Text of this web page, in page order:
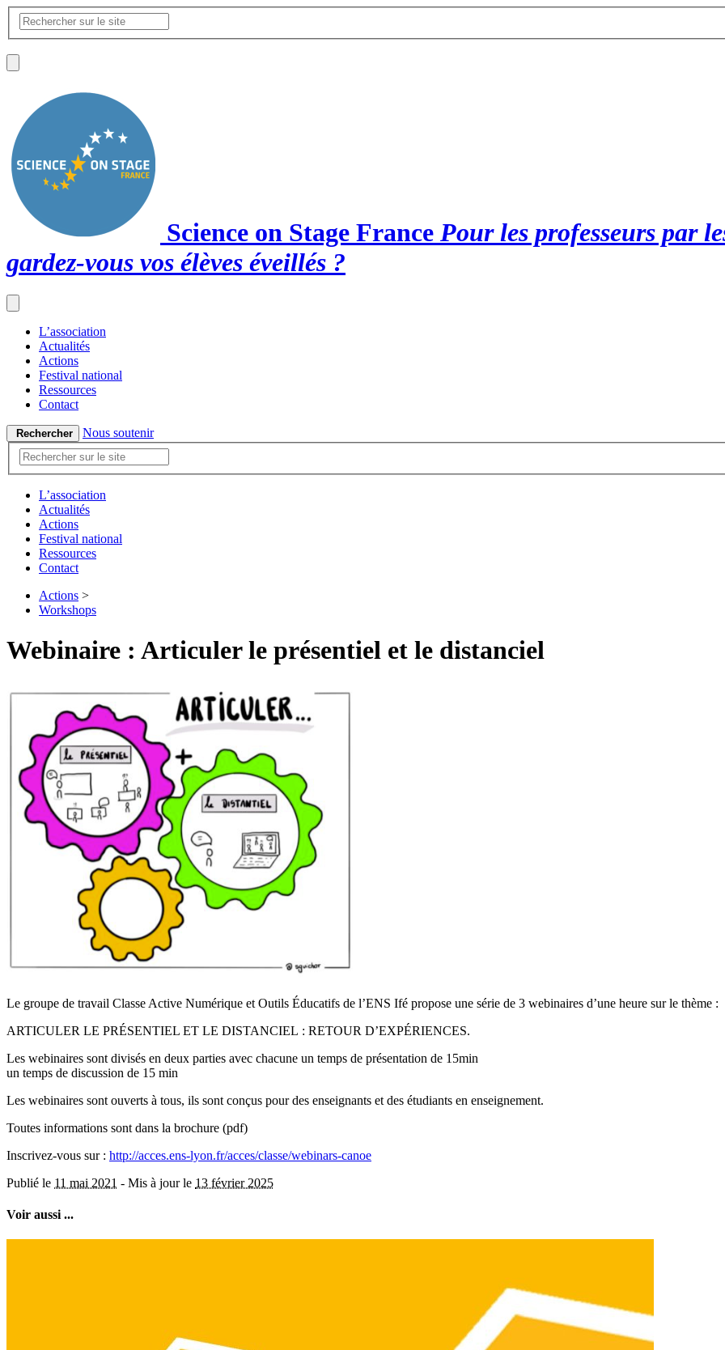
Science on Stage France Pour les professeurs par
gardez-vous vos élèves éveillés ?
L’association
Actualités
Actions
Festival national
Ressources
Contact
Rechercher Nous soutenir
L’association
Actualités
Actions
Festival national
Ressources
Contact
Actions >
Workshops
Webinaire : Articuler le présentiel et le distanciel
Le groupe de travail Classe Active Numérique et Outils Éducatifs de l’ENS Ifé propose une série de 3 webinaires d’une heure sur le thème :
ARTICULER LE PRÉSENTIEL ET LE DISTANCIEL : RETOUR D’EXPÉRIENCES.
Les webinaires sont divisés en deux parties avec chacune un temps de présentation de 15min
un temps de discussion de 15 min
Les webinaires sont ouverts à tous, ils sont conçus pour des enseignants et des étudiants en enseignement.
Toutes informations sont dans la brochure (pdf)
Inscrivez-vous sur : http://acces.ens-lyon.fr/acces/classe/webinars-canoe
Publié le 11 mai 2021 - Mis à jour le 13 février 2025
Voir aussi ...